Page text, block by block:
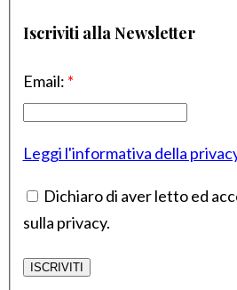
Iscriviti alla Newsletter
Email: *
Leggi l'informativa della
Dichiaro di aver letto ed
sulla privacy.